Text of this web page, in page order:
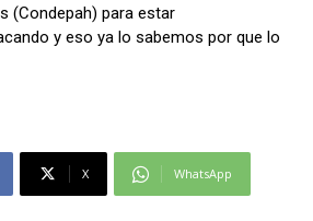
(Condepah) para estar
y eso ya lo sabemos por que lo
X WhatsApp